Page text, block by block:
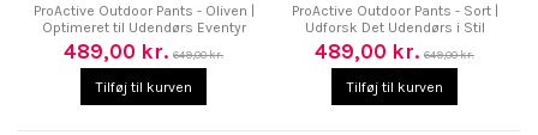
ProActive Outdoor Pants - Oliven |
Optimeret til Udendørs Eventyr
489,00 kr. 649,00 kr.
Tilføj til kurven
ProActive Outdoor Pants - Sort |
Udforsk Det Udendørs i Stil
489,00 kr. 649,00 kr.
Tilføj til kurven